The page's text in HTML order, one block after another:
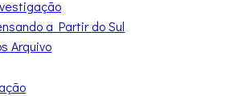
a Partir do Sul
Arquivo